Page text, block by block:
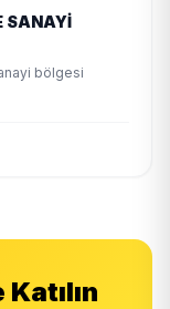
SANAYİ
bölgesi